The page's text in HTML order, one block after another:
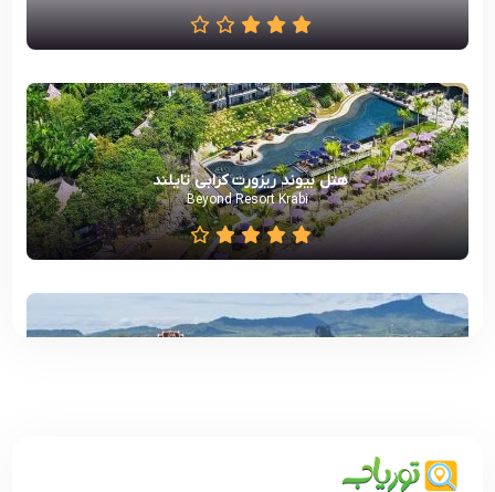
هتل بیوند ریزورت کرابی تایلند
Beyond Resort Krabi